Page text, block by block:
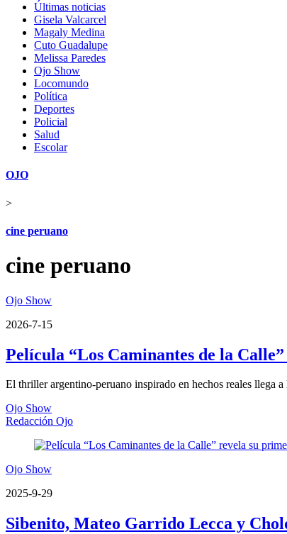
Últimas noticias
Gisela Valcarcel
Magaly Medina
Cuto Guadalupe
Melissa Paredes
Ojo Show
Locomundo
Política
Deportes
Policial
Salud
Escolar
OJO
>
cine peruano
cine peruano
Ojo Show
2026-7-15
Película “Los Caminantes de la
El thriller argentino-peruano inspirado en hechos reales llega a
Ojo Show
Redacción Ojo
Ojo Show
2025-9-29
Sibenito, Mateo Garrido Lecca y